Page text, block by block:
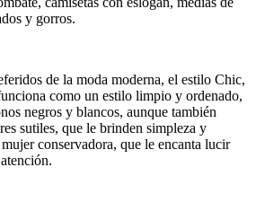
y gorros.
de la moda moderna, el estilo Chic,
como un estilo limpio y ordenado,
negros y blancos, aunque también
sutiles, que le brinden simpleza y
conservadora, que le encanta lucir